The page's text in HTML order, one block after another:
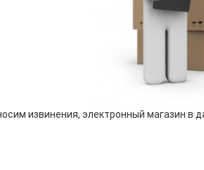
извинения, электронный магазин в